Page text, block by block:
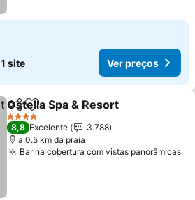
1 site Ver preços
PartilharAdicionar aos favoritos
Ostella Spa & Resort
4 Estrelas
8,8 Excelente
3.788
a 0.5 km da praia
Bar na cobertura com vistas panorâmicas